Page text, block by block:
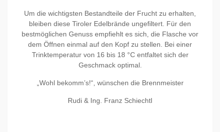
Um die wichtigsten Bestandteile der Frucht zu erhalten,
bleiben diese Tiroler Edelbrände ungefiltert. Für den
bestmöglichen Genuss empfiehlt es sich, die Flasche vor
dem Öffnen einmal auf den Kopf zu stellen. Bei einer
Trinktemperatur von 16 bis 18 °C entfaltet sich der
Geschmack optimal.
„Wohl bekomm’s!“, wünschen die Brennmeister
Rudi & Ing. Franz Schiechtl